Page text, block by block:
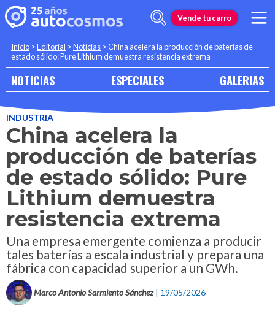
Vende tu carro
Inicio >Editorial >Noticias >China acelera la producción de baterías de
estado sólido: Pure Lithium demuestra resistencia extrema
NOTICIAS ESPECIALES GALERIAS
INDUSTRIA
China acelera la
producción de baterías
de estado sólido: Pure
Lithium demuestra
resistencia extrema
Una empresa emergente comienza a producir
tales baterías a escala industrial y prepara una
fábrica con capacidad superior a un GWh.
Marco Antonio Sarmiento Sánchez | 19/05/2026